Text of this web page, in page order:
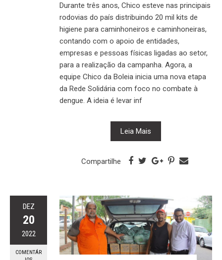
Durante três anos, Chico esteve nas principais
rodovias do país distribuindo 20 mil kits de
higiene para caminhoneiros e caminhoneiras,
contando com o apoio de entidades,
empresas e pessoas físicas ligadas ao setor,
para a realização da campanha. Agora, a
equipe Chico da Boleia inicia uma nova etapa
da Rede Solidária com foco no combate à
dengue. A ideia é levar inf
Leia Mais
Compartilhe
DEZ
20
2022
COMENTÁR